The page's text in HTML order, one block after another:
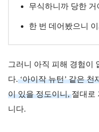
무식하니까 당한
한 번 데어봤으니
그러니 아직 피해 경험이
다.‘아이작 뉴턴’ 같은 천
이 있을 정도이니,절대로
니다.